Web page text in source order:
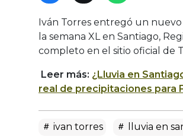
Iván Torres entregó un
la semana XL en Santiago,
completo en el sitio oficial de
Leer más: ¿Lluvia en
real de precipitaciones para
ivan torres lluvia en